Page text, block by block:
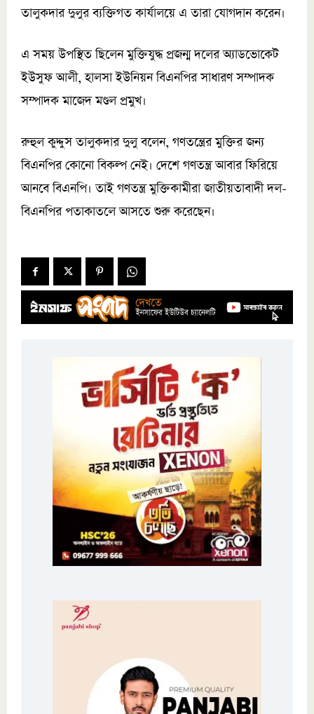
তালুকদার দুলুর ব্যক্তিগত কার্যালয়ে এ তারা যোগদান করেন।
এ সময় উপস্থিত ছিলেন মুক্তিযুদ্ধ প্রজন্ম দলের অ্যাডভোকেট
ইউসুফ আলী, হালসা ইউনিয়ন বিএনপির সাধারণ সম্পাদক
সম্পাদক মাজেদ মণ্ডল প্রমুখ।
রুহুল কুদ্দুস তালুকদার দুলু বলেন, গণতন্ত্রের মুক্তির জন্য
বিএনপির কোনো বিকল্প নেই। দেশে গণতন্ত্র আবার ফিরিয়ে
আনবে বিএনপি। তাই গণতন্ত্র মুক্তিকামীরা জাতীয়তাবাদী দল-
বিএনপির পতাকাতলে আসতে শুরু করেছেন।